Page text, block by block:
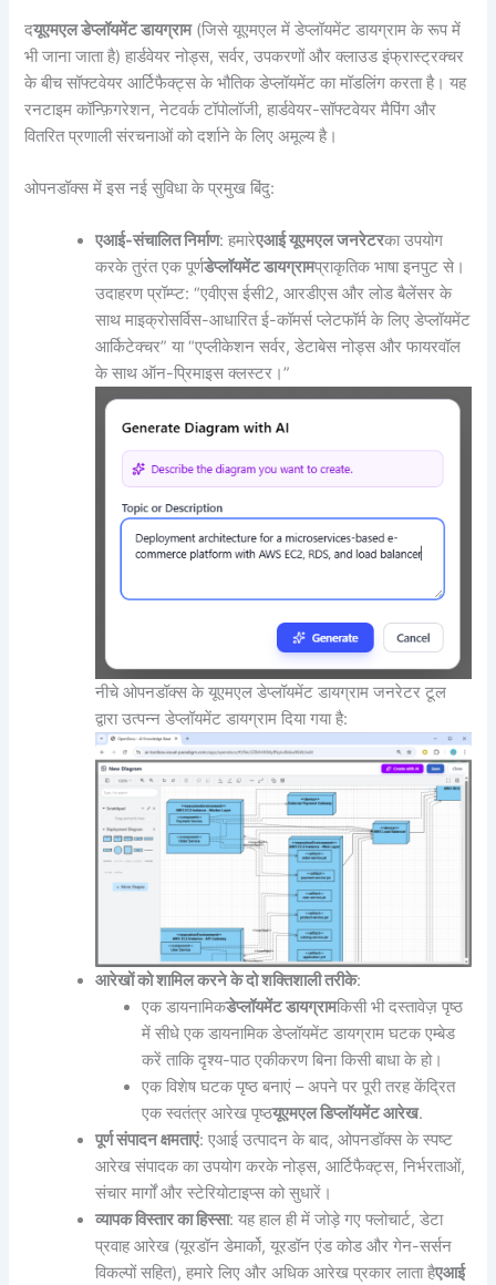
दयूएमएल डेप्लॉयमेंट डायग्राम(जिसे यूएमएल में डेप्लॉयमेंट डायग्राम के रूप में
भी जाना जाता है) हार्डवेयर नोड्स, सर्वर, उपकरणों और क्लाउड इंफ्रास्ट्रक्चर
के बीच सॉफ्टवेयर आर्टिफैक्ट्स के भौतिक डेप्लॉयमेंट का मॉडलिंग करता है। यह
रनटाइम कॉन्फ़िगरेशन, नेटवर्क टॉपोलॉजी, हार्डवेयर-सॉफ्टवेयर मैपिंग और
वितरित प्रणाली संरचनाओं को दर्शाने के लिए अमूल्य है।
ओपनडॉक्स में इस नई सुविधा के प्रमुख बिंदु:
एआई-संचालित निर्माण: हमारेएआई यूएमएल जनरेटरका उपयोग
करके तुरंत एक पूर्णडेप्लॉयमेंट डायग्रामप्राकृतिक भाषा इनपुट से।
उदाहरण प्रॉम्प्ट: “एवीएस ईसी2, आरडीएस और लोड बैलेंसर के
साथ माइक्रोसर्विस-आधारित ई-कॉमर्स प्लेटफॉर्म के लिए डेप्लॉयमेंट
आर्किटेक्चर” या “एप्लीकेशन सर्वर, डेटाबेस नोड्स और फायरवॉल
के साथ ऑन-प्रिमाइस क्लस्टर।”
नीचे ओपनडॉक्स के यूएमएल डेप्लॉयमेंट डायग्राम जनरेटर टूल
द्वारा उत्पन्न डेप्लॉयमेंट डायग्राम दिया गया है:
आरेखों को शामिल करने के दो शक्तिशाली तरीके:
एक डायनामिकडेप्लॉयमेंट डायग्रामकिसी भी दस्तावेज़ पृष्ठ
में सीधे एक डायनामिक डेप्लॉयमेंट डायग्राम घटक एम्बेड
करें ताकि दृश्य-पाठ एकीकरण बिना किसी बाधा के हो।
एक विशेष घटक पृष्ठ बनाएं – अपने पर पूरी तरह केंद्रित
एक स्वतंत्र आरेख पृष्ठयूएमएल डिप्लॉयमेंट आरेख.
पूर्ण संपादन क्षमताएं: एआई उत्पादन के बाद, ओपनडॉक्स के स्पष्ट
आरेख संपादक का उपयोग करके नोड्स, आर्टिफैक्ट्स, निर्भरताओं,
संचार मार्गों और स्टेरियोटाइप्स को सुधारें।
व्यापक विस्तार का हिस्सा: यह हाल ही में जोड़े गए फ्लोचार्ट, डेटा
प्रवाह आरेख (यूरडॉन डेमार्को, यूरडॉन एंड कोड और गेन-सर्सन
विकल्पों सहित), हमारे लिए और अधिक आरेख प्रकार लाता हैएआई